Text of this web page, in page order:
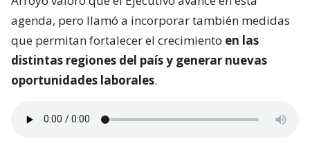
agenda, pero llamó a incorporar también medidas
que permitan fortalecer el crecimiento en las
distintas regiones del país y generar nuevas
oportunidades laborales.